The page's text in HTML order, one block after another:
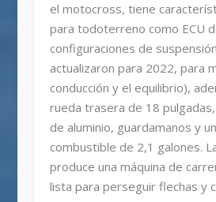
el motocross, tiene
para todoterreno como ECU
configuraciones de
actualizaron para 2022, para
conducción y el equilibrio),
rueda trasera de 18
de aluminio, guardamanos y
combustible de 2,1 galones.
produce una máquina de
lista para perseguir flechas y